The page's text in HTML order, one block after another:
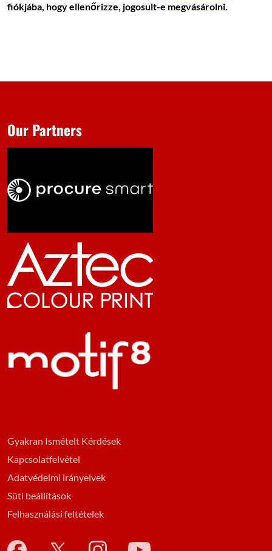
fiókjába, hogy ellenőrizze, jogosult-e megvásárolni.
Gyakran Ismételt Kérdések
Kapcsolatfelvétel
Adatvédelmi irányelvek
Süti beállítások
Felhasználási feltételek
Our Partners